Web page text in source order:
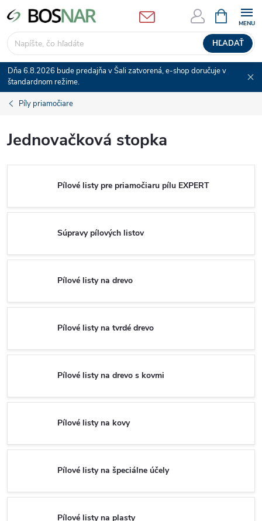
Prejsť
na
obsah
HĽADAŤ
KOŠÍK
Dňa 6.8.2026 bude predajňa v Šali zatvorená, e-shop doručuje v
štandardnom režime.
Píly priamočiare
Jednovačková stopka
Pílové listy pre priamočiaru pílu EXPERT
Súpravy pílových listov
Pílové listy na drevo
Pílové listy na tvrdé drevo
Pílové listy na drevo s kovmi
Pílové listy na kovy
Pílové listy na špeciálne účely
Pílové listy na plasty